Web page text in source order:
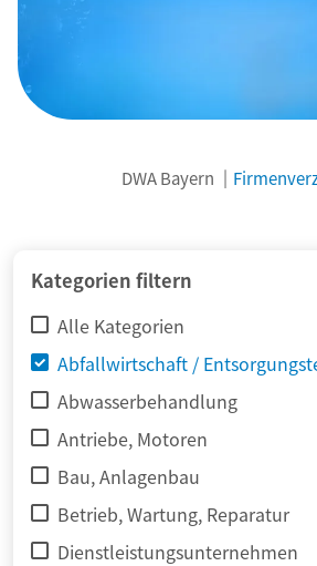
DWA Bayern
Kategorien filtern
Alle Kategorien
Abfallwirtschaft /
Abwasserbehandlung
Antriebe, Motoren
Bau, Anlagenbau
Betrieb, Wartung, Reparatur
Dienstleistungsunternehmen